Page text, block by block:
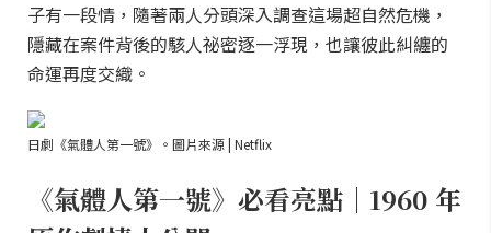
子有一段情，隨著兩人分頭深入調查這場超自然危機，
隱藏在案件背後的駭人祕密逐一浮現，也讓彼此糾纏的
命運再度交織。
日劇《氣體人第一號》。圖片來源 | Netflix
《氣體人第一號》必看亮點｜1960 年